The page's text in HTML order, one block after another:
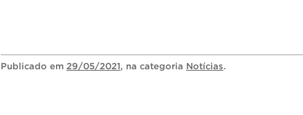
Publicado em 29/05/2021, na categoria Notícias.